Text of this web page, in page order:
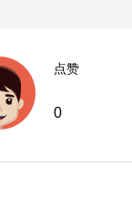
点赞
0